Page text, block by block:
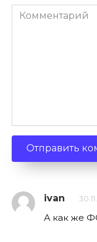
Комментарий
ivan
А как же